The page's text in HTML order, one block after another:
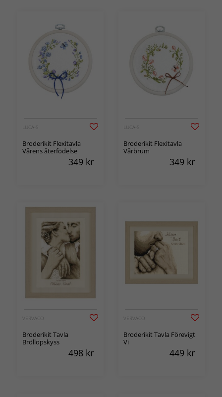
LUCA-S
Broderikit Flexitavla
Vårens återfödelse
349 kr
LUCA-S
Broderikit Flexitavla
Vårbrum
349 kr
VERVACO
Broderikit Tavla
Bröllopskyss
498 kr
VERVACO
Broderikit Tavla Förevigt
Vi
449 kr